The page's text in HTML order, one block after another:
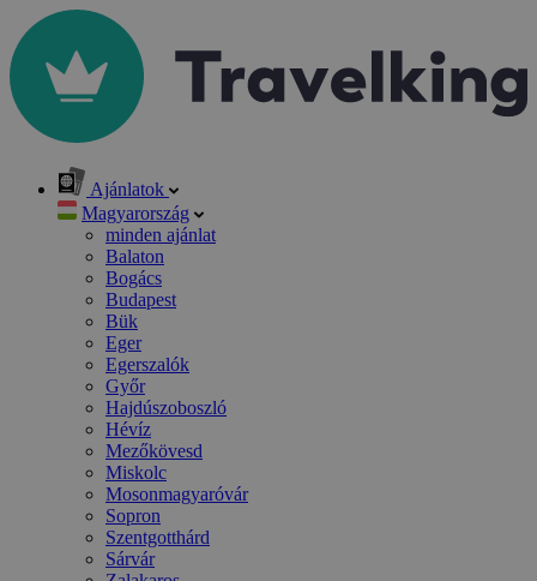
Ajánlatok
Magyarország
minden ajánlat
Balaton
Bogács
Budapest
Bük
Eger
Egerszalók
Győr
Hajdúszoboszló
Hévíz
Mezőkövesd
Miskolc
Mosonmagyaróvár
Sopron
Szentgotthárd
Sárvár